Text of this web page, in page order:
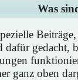
Was
dafür gedacht,
ganz oben